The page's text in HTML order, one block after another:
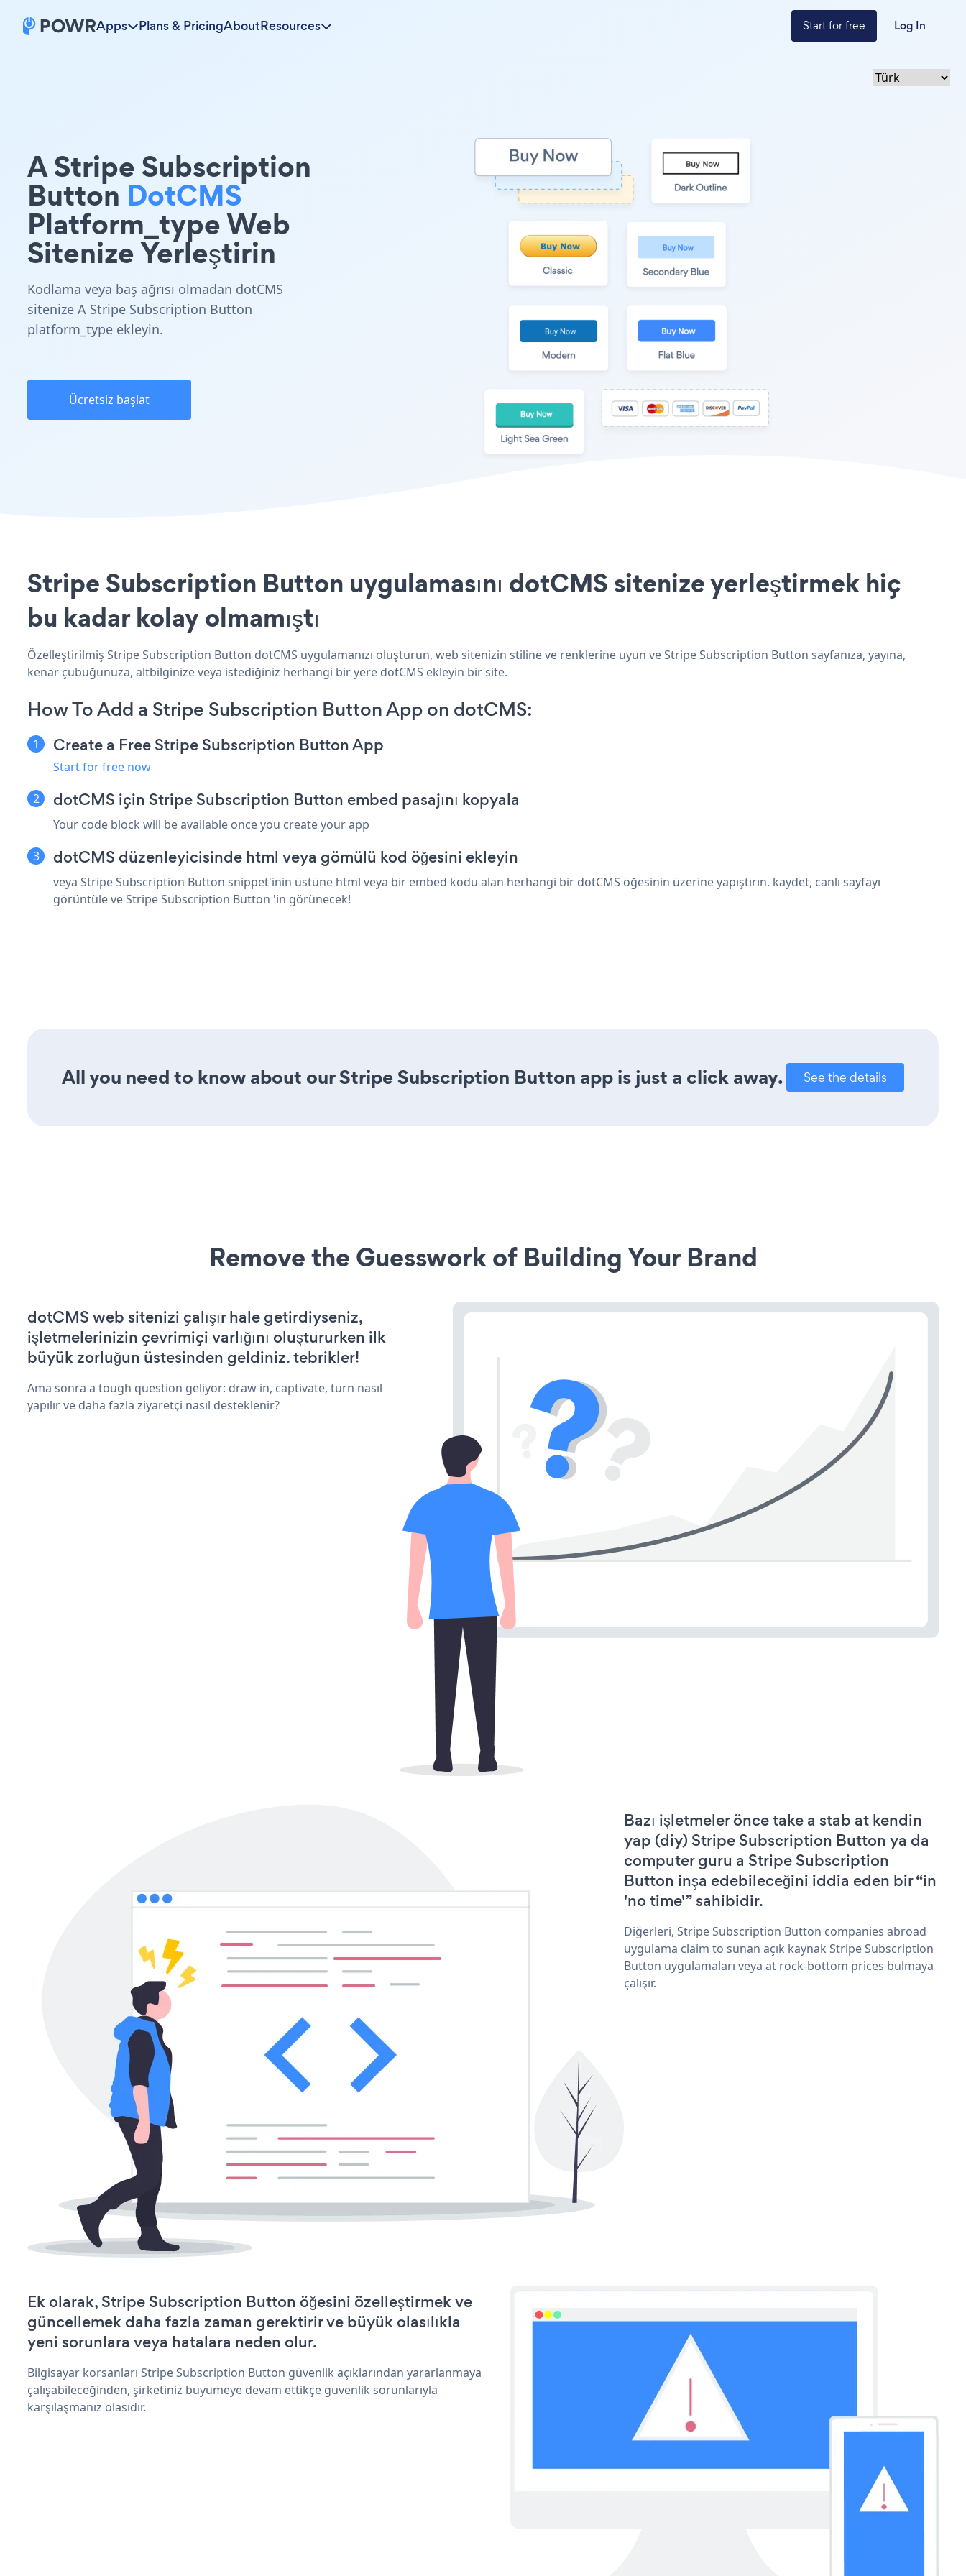
Apps Plans & PricingAboutResources Start for free Log In
A Stripe Subscription
Button DotCMS
Platform_type Web
Sitenize Yerleştirin
Kodlama veya baş ağrısı olmadan dotCMS
sitenize A Stripe Subscription Button
platform_type ekleyin.
Ücretsiz başlat
Stripe Subscription Button uygulamasını dotCMS sitenize yerleştirmek hiç
bu kadar kolay olmamıştı
Özelleştirilmiş Stripe Subscription Button dotCMS uygulamanızı oluşturun, web sitenizin stiline ve renklerine uyun ve Stripe Subscription Button sayfanıza, yayına,
kenar çubuğunuza, altbilginize veya istediğiniz herhangi bir yere dotCMS ekleyin bir site.
How To Add a Stripe Subscription Button App on dotCMS:
Create a Free Stripe Subscription Button App
Start for free now
dotCMS için Stripe Subscription Button embed pasajını kopyala
Your code block will be available once you create your app
dotCMS düzenleyicisinde html veya gömülü kod öğesini ekleyin
veya Stripe Subscription Button snippet'inin üstüne html veya bir embed kodu alan herhangi bir dotCMS öğesinin üzerine yapıştırın. kaydet, canlı sayfayı
görüntüle ve Stripe Subscription Button 'in görünecek!
All you need to know about our Stripe Subscription Button app is just a click away. See the details
Remove the Guesswork of Building Your Brand
dotCMS web sitenizi çalışır hale getirdiyseniz,
işletmelerinizin çevrimiçi varlığını oluştururken ilk
büyük zorluğun üstesinden geldiniz. tebrikler!
Ama sonra a tough question geliyor: draw in, captivate, turn nasıl
yapılır ve daha fazla ziyaretçi nasıl desteklenir?
Bazı işletmeler önce take a stab at kendin
yap (diy) Stripe Subscription Button ya da
computer guru a Stripe Subscription
Button inşa edebileceğini iddia eden bir “in
'no time'” sahibidir.
Diğerleri, Stripe Subscription Button companies abroad
uygulama claim to sunan açık kaynak Stripe Subscription
Button uygulamaları veya at rock-bottom prices bulmaya
çalışır.
Ek olarak, Stripe Subscription Button öğesini özelleştirmek ve
güncellemek daha fazla zaman gerektirir ve büyük olasılıkla
yeni sorunlara veya hatalara neden olur.
Bilgisayar korsanları Stripe Subscription Button güvenlik açıklarından yararlanmaya
çalışabileceğinden, şirketiniz büyümeye devam ettikçe güvenlik sorunlarıyla
karşılaşmanız olasıdır.